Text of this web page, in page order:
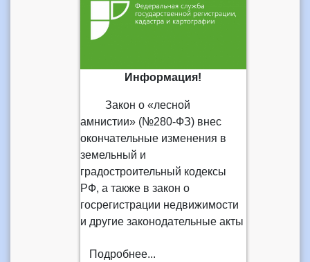
Информация!
Закон о «лесной
амнистии» (№280-ФЗ) внес
окончательные изменения в
земельный и
градостроительный кодексы
РФ, а также в закон о
госрегистрации недвижимости
и другие законодательные акты
Подробнее...